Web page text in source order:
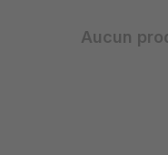
Aucun